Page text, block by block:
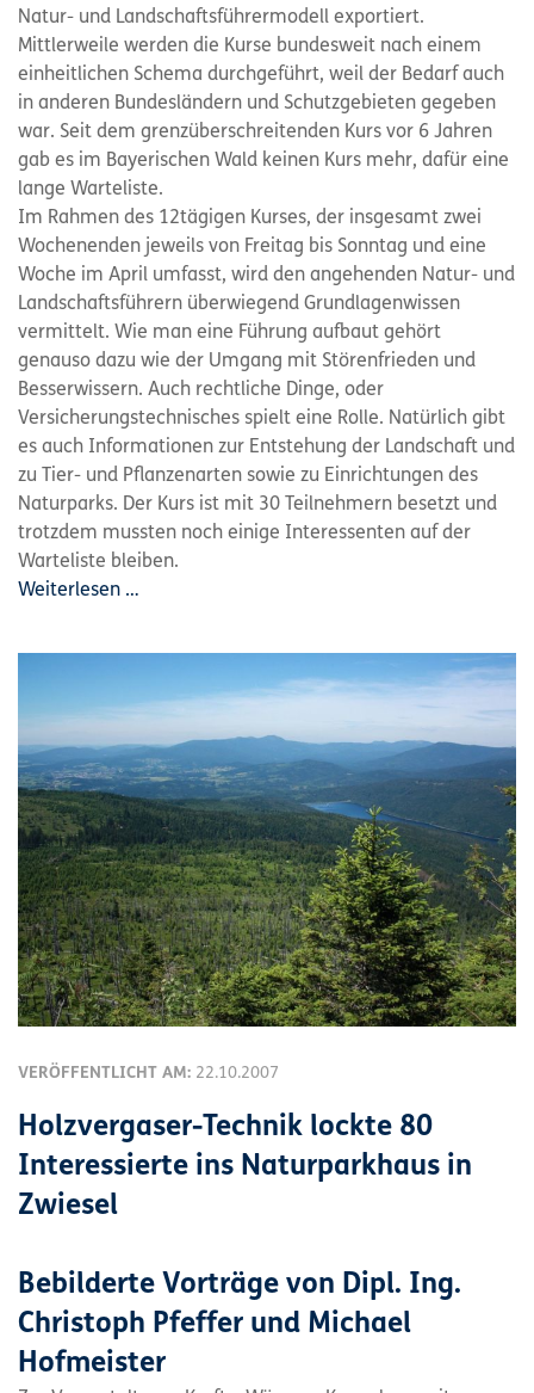
Natur- und Landschaftsführermodell exportiert.
Mittlerweile werden die Kurse bundesweit nach einem
einheitlichen Schema durchgeführt, weil der Bedarf auch
in anderen Bundesländern und Schutzgebieten gegeben
war. Seit dem grenzüberschreitenden Kurs vor 6 Jahren
gab es im Bayerischen Wald keinen Kurs mehr, dafür eine
lange Warteliste.
Im Rahmen des 12tägigen Kurses, der insgesamt zwei
Wochenenden jeweils von Freitag bis Sonntag und eine
Woche im April umfasst, wird den angehenden Natur- und
Landschaftsführern überwiegend Grundlagenwissen
vermittelt. Wie man eine Führung aufbaut gehört
genauso dazu wie der Umgang mit Störenfrieden und
Besserwissern. Auch rechtliche Dinge, oder
Versicherungstechnisches spielt eine Rolle. Natürlich gibt
es auch Informationen zur Entstehung der Landschaft und
zu Tier- und Pflanzenarten sowie zu Einrichtungen des
Naturparks. Der Kurs ist mit 30 Teilnehmern besetzt und
trotzdem mussten noch einige Interessenten auf der
Warteliste bleiben.
Weiterlesen …
VERÖFFENTLICHT AM: 22.10.2007
Holzvergaser-Technik lockte 80
Interessierte ins Naturparkhaus in
Zwiesel
Bebilderte Vorträge von Dipl. Ing.
Christoph Pfeffer und Michael
Hofmeister